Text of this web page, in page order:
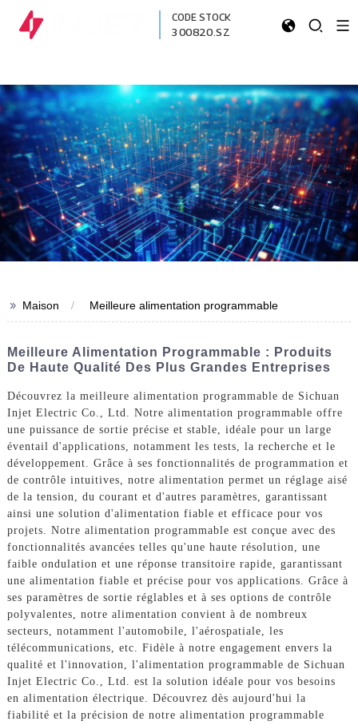
CODE STOCK
300820.SZ
>> Maison Meilleure alimentation programmable
Meilleure Alimentation Programmable : Produits
De Haute Qualité Des Plus Grandes Entreprises
Découvrez la meilleure alimentation programmable de Sichuan
Injet Electric Co., Ltd. Notre alimentation programmable offre
une puissance de sortie précise et stable, idéale pour un large
éventail d'applications, notamment les tests, la recherche et le
développement. Grâce à ses fonctionnalités de programmation et
de contrôle intuitives, notre alimentation permet un réglage aisé
de la tension, du courant et d'autres paramètres, garantissant
ainsi une solution d'alimentation fiable et efficace pour vos
projets. Notre alimentation programmable est conçue avec des
fonctionnalités avancées telles qu'une haute résolution, une
faible ondulation et une réponse transitoire rapide, garantissant
une alimentation fiable et précise pour vos applications. Grâce à
ses paramètres de sortie réglables et à ses options de contrôle
polyvalentes, notre alimentation convient à de nombreux
secteurs, notamment l'automobile, l'aérospatiale, les
télécommunications, etc. Fidèle à notre engagement envers la
qualité et l'innovation, l'alimentation programmable de Sichuan
Injet Electric Co., Ltd. est la solution idéale pour vos besoins
en alimentation électrique. Découvrez dès aujourd'hui la
fiabilité et la précision de notre alimentation programmable